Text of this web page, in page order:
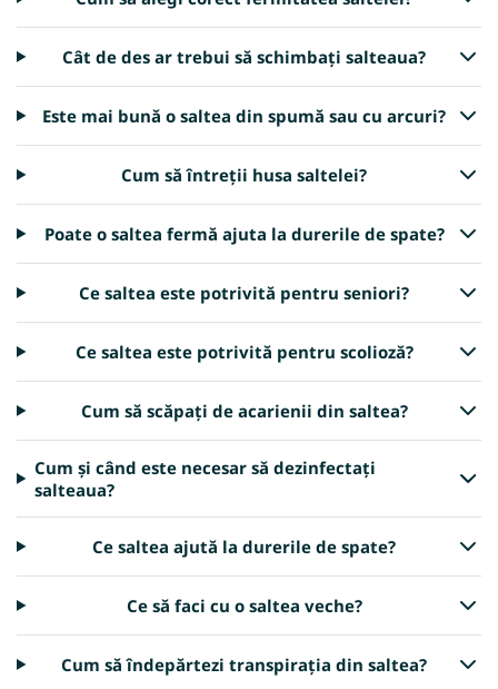
Cât de des ar trebui să schimbați salteaua?
Este mai bună o saltea din spumă sau cu arcuri?
Cum să întreții husa saltelei?
Poate o saltea fermă ajuta la durerile de spate?
Ce saltea este potrivită pentru seniori?
Ce saltea este potrivită pentru scolioză?
Cum să scăpați de acarienii din saltea?
Cum și când este necesar să dezinfectați
salteaua?
Ce saltea ajută la durerile de spate?
Ce să faci cu o saltea veche?
Cum să îndepărtezi transpirația din saltea?